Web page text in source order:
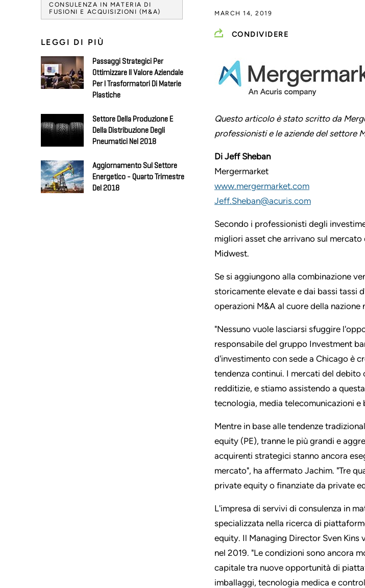
CONSULENZA IN MATERIA DI
FUSIONI E ACQUISIZIONI (M&A)
LEGGI DI PIÙ
Passaggi Strategici Per
Ottimizzare Il Valore Aziendale
Per I Trasformatori Di Materie
Plastiche
Settore Della Produzione E
Della Distribuzione Degli
Pneumatici Nel 2018
Aggiornamento Sul Settore
Energetico - Quarto Trimestre
Del 2018
MARCH 14, 2019
CONDIVIDERE
Questo articolo è stato scritto da
professionisti e le aziende del settore
Di Jeff Sheban
Mergermarket
www.mergermarket.com
Jeff.Sheban@acuris.com
Secondo i professionisti degli
migliori asset che arrivano sul
Midwest.
Se si aggiungono alla combinazione
storicamente elevate e dai bassi tassi
operazioni M&A al cuore della nazione
"Nessuno vuole lasciarsi sfuggire
responsabile del gruppo Investment
d'investimento con sede a Chicago è
tendenza continui. I mercati del debito
redditizie, e stiamo assistendo a
tecnologia, media telecomunicazioni e
Mentre in base alle tendenze
equity (PE), tranne le più grandi e
acquirenti strategici stanno ancora
mercato", ha affermato Jachim. "Tre
private equity o finanziate da private
L'impresa di servivi di consulenza in
specializzata nella ricerca di
equity. Il Managing Director Sven
nel 2019. "Le condizioni sono ancora
capitale tra nuove opportunità di
imballaggi, tecnologia medica e